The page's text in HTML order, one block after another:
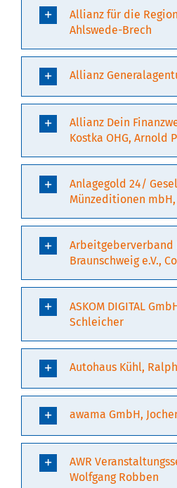
Allianz für die
Ahlswede-Brech
Allianz
Allianz Dein
Kostka OHG, Arnold
Anlagegold 24/
Münzeditionen
Arbeitgeberverband
Braunschweig e.V.,
ASKOM DIGITAL
Schleicher
Autohaus Kühl,
awama GmbH,
AWR
Wolfgang Robben